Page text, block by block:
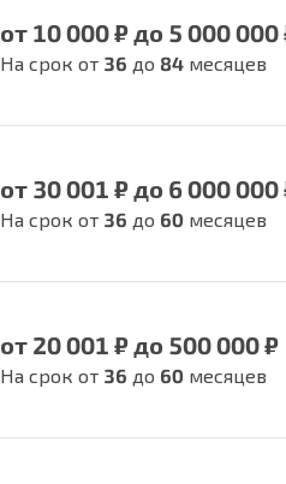
от 10 000 ₽ до 5 000 000
На срок от 36 до 84месяцев
от 30 001 ₽ до 6 000 000
На срок от 36 до 60месяцев
от 20 001 ₽ до 500 000 ₽
На срок от 36 до 60месяцев